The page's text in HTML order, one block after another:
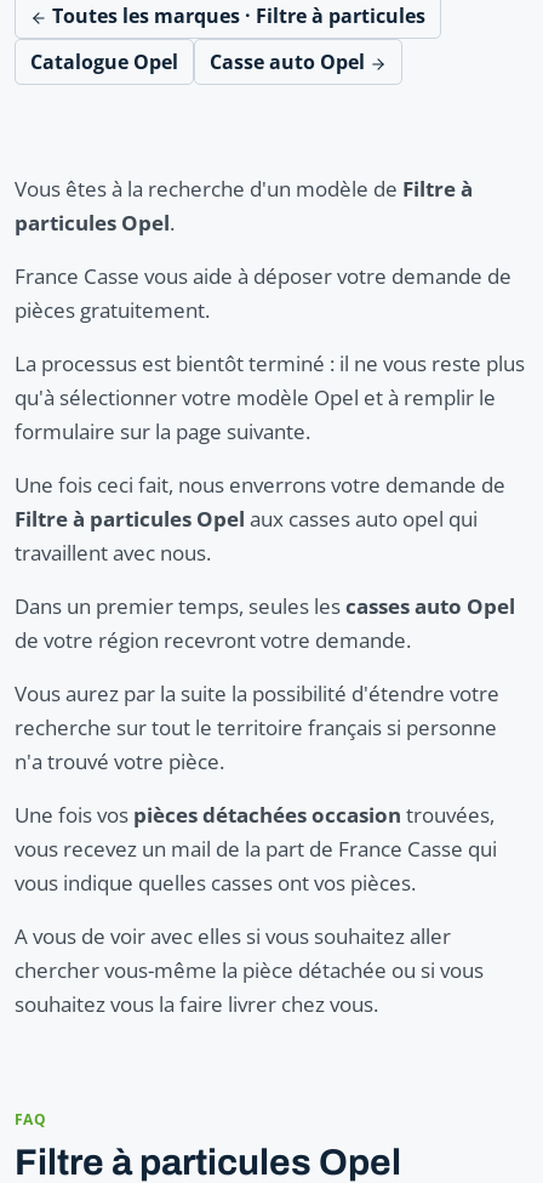
Toutes les marques · Filtre à particules
Catalogue Opel
Casse auto Opel
Vous êtes à la recherche d'un modèle de Filtre à
particules Opel.
France Casse vous aide à déposer votre demande de
pièces gratuitement.
La processus est bientôt terminé : il ne vous reste plus
qu'à sélectionner votre modèle Opel et à remplir le
formulaire sur la page suivante.
Une fois ceci fait, nous enverrons votre demande de
Filtre à particules Opel aux casses auto opel qui
travaillent avec nous.
Dans un premier temps, seules lescasses auto Opel
de votre région recevront votre demande.
Vous aurez par la suite la possibilité d'étendre votre
recherche sur tout le territoire français si personne
n'a trouvé votre pièce.
Une fois vos pièces détachées occasion trouvées,
vous recevez un mail de la part de France Casse qui
vous indique quelles casses ont vos pièces.
A vous de voir avec elles si vous souhaitez aller
chercher vous-même la pièce détachée ou si vous
souhaitez vous la faire livrer chez vous.
FAQ
Filtre à particules Opel